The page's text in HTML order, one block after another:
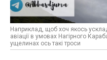
Наприклад, щоб хоч якось
авіації в умовах Нагірного
ущелинах ось такі троси